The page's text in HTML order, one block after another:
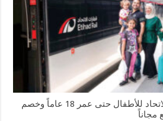
نصف تذكرة على قطار الاتحاد للأطفال حتى عمر 18 عاماً وخصم